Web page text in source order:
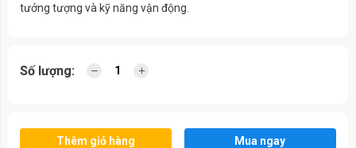
tưởng tượng và kỹ năng vận động.
Số lượng:
Thêm giỏ hàng Mua ngay